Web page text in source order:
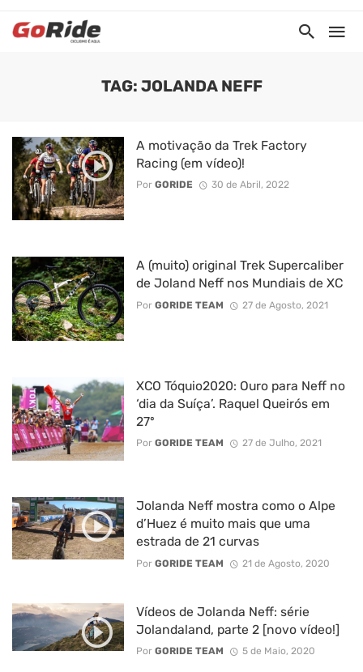
TAG: JOLANDA NEFF
A motivação da Trek Factory
Racing (em vídeo)!
Por GORIDE 30 de Abril, 2022
A (muito) original Trek Supercaliber
de Joland Neff nos Mundiais de XC
Por GORIDE TEAM 27 de Agosto, 2021
XCO Tóquio2020: Ouro para Neff no
‘dia da Suíça’. Raquel Queirós em
27º
Por GORIDE TEAM 27 de Julho, 2021
Jolanda Neff mostra como o Alpe
d’Huez é muito mais que uma
estrada de 21 curvas
Por GORIDE TEAM 21 de Agosto, 2020
Vídeos de Jolanda Neff: série
Jolandaland, parte 2 [novo vídeo!]
Por GORIDE TEAM 5 de Maio, 2020